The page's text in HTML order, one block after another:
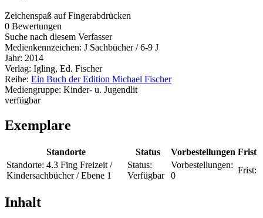
Zeichenspaß auf Fingerabdrücken
0 Bewertungen
Suche nach diesem Verfasser
Medienkennzeichen: J Sachbücher / 6-9 J
Jahr: 2014
Verlag: Igling, Ed. Fischer
Reihe: Ein Buch der Edition Michael Fischer
Mediengruppe: Kinder- u. Jugendlit
verfügbar
Exemplare
Standorte Status Vorbestellungen Frist
Standorte: 4.3 Fing Freizeit /
Kindersachbücher / Ebene 1
Status:
Verfügbar
Vorbestellungen:
0
Frist:
Inhalt